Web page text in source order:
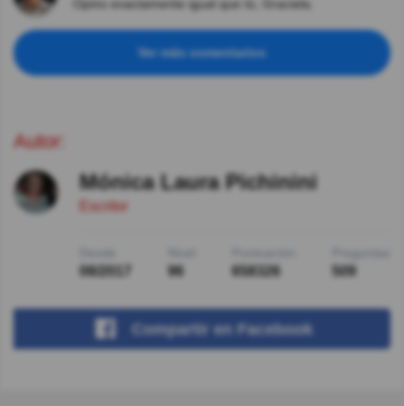
Opino exactamente igual que tú, Graciela.
Ver más comentarios
Autor:
Mónica Laura Pichinini
Escritor
08/2017 96 658326 509
Compartir en Facebook